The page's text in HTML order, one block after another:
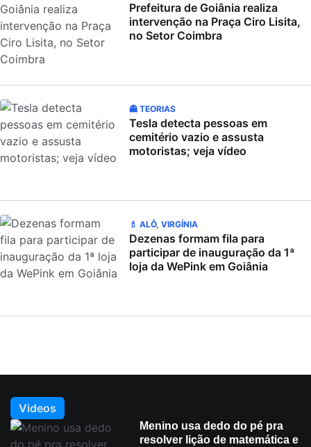
Prefeitura de Goiânia realiza
intervenção na Praça Ciro Lisita,
no Setor Coimbra
👻 TEORIAS
Tesla detecta pessoas em
cemitério vazio e assusta
motoristas; veja vídeo
💄 ALÔ, VIRGÍNIA
Dezenas formam fila para
participar de inauguração da 1ª
loja da WePink em Goiânia
Videos
Menino usa dedo do pé pra
resolver lição de matemática e